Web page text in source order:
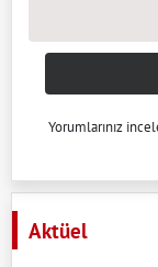
Yorumlarınız
Aktüel